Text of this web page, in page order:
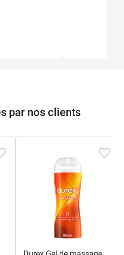
par nos clients